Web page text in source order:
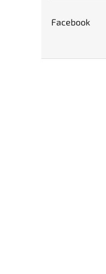
Facebook